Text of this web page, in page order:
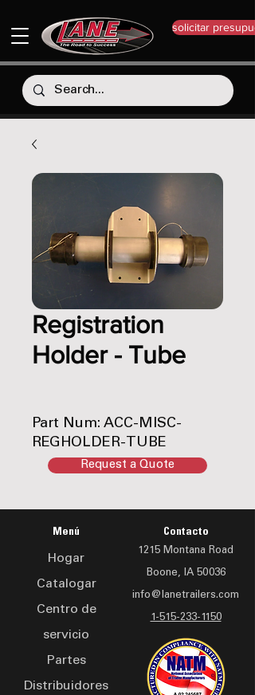
solicitar
Registration
Holder - Tube
Part Num: ACC-MISC-
REGHOLDER-TUBE
Request a Quote
Menú
Hogar
Catalogar
Centro de
servicio
Partes
Distribuidores
Contacto
1215 Montana Road
Boone, IA 50036
info@lanetrailers.com
1-515-233-1150